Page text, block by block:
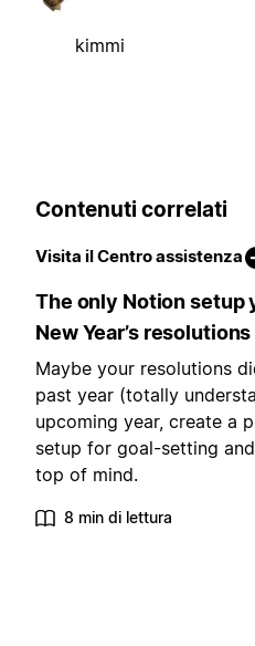
kimmi
Contenuti correlati
Visita il Centro assistenza
The only Notion setup
New Year’s resolutions
Maybe your resolutions
past year (totally
upcoming year, create a
setup for goal-setting
top of mind.
8 min di lettura